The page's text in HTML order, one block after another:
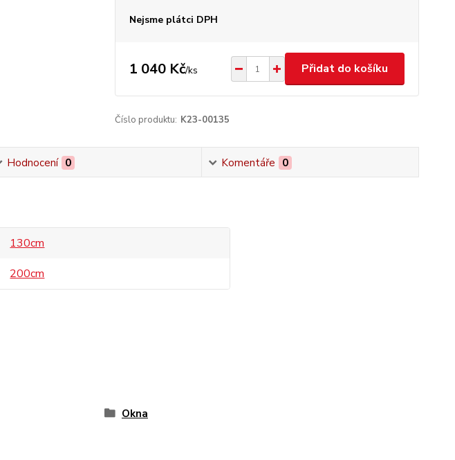
Nejsme plátci DPH
1 040 Kč/ks Přidat do košíku
Číslo produktu: K23-00135
Hodnocení 0 Komentáře 0
130cm
200cm
Okna